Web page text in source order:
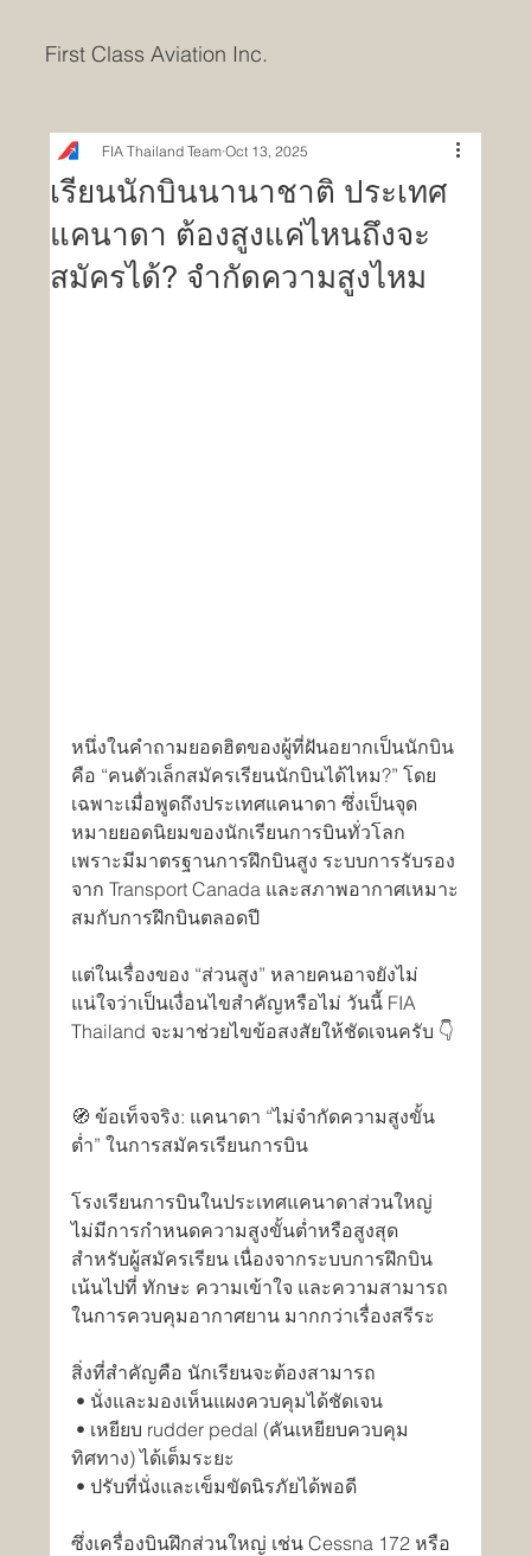
First Class Aviation Inc.
เรียนนักบินนานาชาติ ประเทศ
แคนาดา ต้องสูงแค่ไหนถึงจะ
สมัครได้? จำกัดความสูงไหม
FIA Thailand Team Oct 13, 2025
หนึ่งในคำถามยอดฮิตของผู้ที่ฝันอยากเป็นนักบิน
คือ “คนตัวเล็กสมัครเรียนนักบินได้ไหม?” โดย
เฉพาะเมื่อพูดถึงประเทศแคนาดา ซึ่งเป็นจุด
หมายยอดนิยมของนักเรียนการบินทั่วโลก
เพราะมีมาตรฐานการฝึกบินสูง ระบบการรับรอง
จาก Transport Canada และสภาพอากาศเหมาะ
สมกับการฝึกบินตลอดปี
แต่ในเรื่องของ “ส่วนสูง” หลายคนอาจยังไม่
แน่ใจว่าเป็นเงื่อนไขสำคัญหรือไม่ วันนี้ FIA
Thailand จะมาช่วยไขข้อสงสัยให้ชัดเจนครับ 👇
🧭 ข้อเท็จจริง: แคนาดา “ไม่จำกัดความสูงขั้น
ต่ำ” ในการสมัครเรียนการบิน
โรงเรียนการบินในประเทศแคนาดาส่วนใหญ่
ไม่มีการกำหนดความสูงขั้นต่ำหรือสูงสุด
สำหรับผู้สมัครเรียน เนื่องจากระบบการฝึกบิน
เน้นไปที่ ทักษะ ความเข้าใจ และความสามารถ
ในการควบคุมอากาศยาน มากกว่าเรื่องสรีระ
สิ่งที่สำคัญคือ นักเรียนจะต้องสามารถ
• นั่งและมองเห็นแผงควบคุมได้ชัดเจน
ทิศทาง) ได้เต็มระยะ
• ปรับที่นั่งและเข็มขัดนิรภัยได้พอดี
ซึ่งเครื่องบินฝึกส่วนใหญ่ เช่น Cessna 172 หรือ